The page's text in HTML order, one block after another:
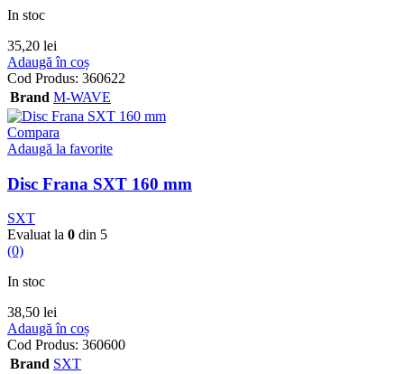
In stoc
35,20 lei
Adaugă în coș
Cod Produs: 360622
Brand M-WAVE
Compara
Adaugă la favorite
Disc Frana SXT 160 mm
SXT
Evaluat la 0 din 5
(0)
In stoc
38,50 lei
Adaugă în coș
Cod Produs: 360600
Brand SXT